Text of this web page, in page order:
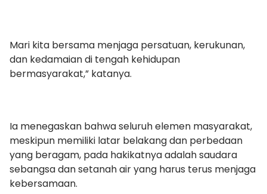
Mari kita bersama menjaga persatuan, kerukunan,
dan kedamaian di tengah kehidupan
bermasyarakat,” katanya.
Ia menegaskan bahwa seluruh elemen masyarakat,
meskipun memiliki latar belakang dan perbedaan
yang beragam, pada hakikatnya adalah saudara
sebangsa dan setanah air yang harus terus menjaga
kebersamaan.